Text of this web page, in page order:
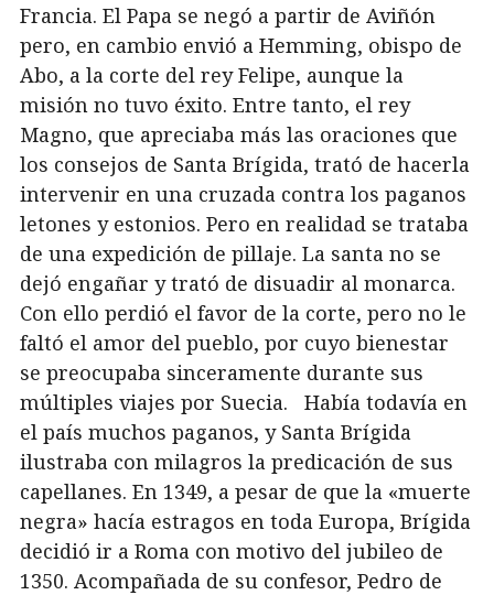
Francia. El Papa se negó a partir de Aviñón
pero, en cambio envió a Hemming, obispo de
Abo, a la corte del rey Felipe, aunque la
misión no tuvo éxito. Entre tanto, el rey
Magno, que apreciaba más las oraciones que
los consejos de Santa Brígida, trató de hacerla
intervenir en una cruzada contra los paganos
letones y estonios. Pero en realidad se trataba
de una expedición de pillaje. La santa no se
dejó engañar y trató de disuadir al monarca.
Con ello perdió el favor de la corte, pero no le
faltó el amor del pueblo, por cuyo bienestar
se preocupaba sinceramente durante sus
múltiples viajes por Suecia. Había todavía en
el país muchos paganos, y Santa Brígida
ilustraba con milagros la predicación de sus
capellanes. En 1349, a pesar de que la «muerte
negra» hacía estragos en toda Europa, Brígida
decidió ir a Roma con motivo del jubileo de
1350. Acompañada de su confesor, Pedro de